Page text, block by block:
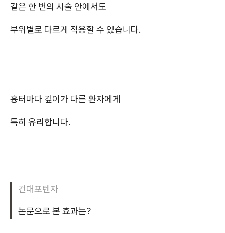
같은 한 번의 시술 안에서도
부위별로 다르게 적용할 수 있습니다.
흉터마다 깊이가 다른 환자에게
특히 유리합니다.
건대포텐자
논문으로 본 효과는?